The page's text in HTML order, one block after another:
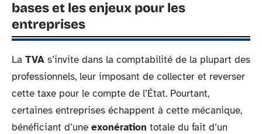
bases et les enjeux pour les
entreprises
La TVA s’invite dans la comptabilité de la plupart des
professionnels, leur imposant de collecter et reverser
cette taxe pour le compte de l’État. Pourtant,
certaines entreprises échappent à cette mécanique,
bénéficiant d’une exonération totale du fait d’un